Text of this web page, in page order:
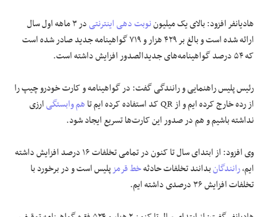
هادیانفر افزود: بالای یک میلیوننوبت دهیاینترنتی
در ۳ ماهه اول سال
ارائه شده است و بالغ بر ۴۲۹ هزار و ۷۱۹ گواهینامه جدید صادر شده است
که ۵۴ درصد گواهینامه‌های جدیدالصدور افزایش داشته است.
رئیس پلیس راهنمایی و رانندگی گفت: در گواهینامه و کارت خودرو چیپ را
از رده خارج کرده ایم و از QR کد استفاده کرده ایم تا
هم وابستگیارزی
نداشته باشیم و هم در صدور این کارت‌ها تسریع ایجاد شود.
وی افزود: از ابتدای سال تا کنون در تمامی تخلفات ۱۶ درصد افزایش داشته
ایم،رانندگانبدانند تخلفات حادثهخط قرمزپلیس است و در برخورد با
تخلفات افزایش ۳۶ درصدی داشته ایم.